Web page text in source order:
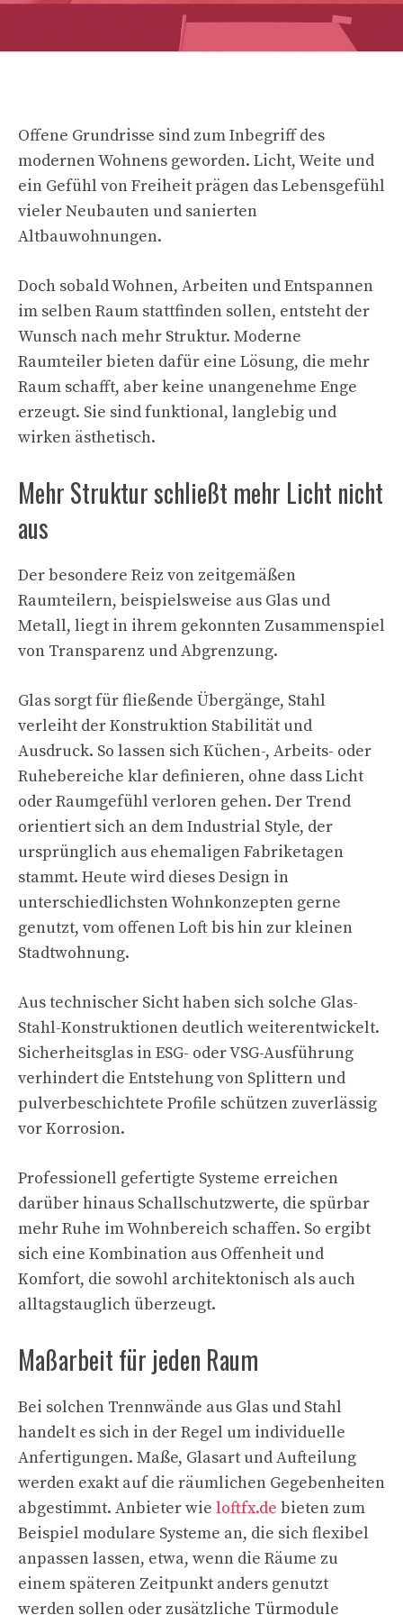
Offene Grundrisse sind zum Inbegriff des
modernen Wohnens geworden. Licht, Weite und
ein Gefühl von Freiheit prägen das Lebensgefühl
vieler Neubauten und sanierten
Altbauwohnungen.
Doch sobald Wohnen, Arbeiten und Entspannen
im selben Raum stattfinden sollen, entsteht der
Wunsch nach mehr Struktur. Moderne
Raumteiler bieten dafür eine Lösung, die mehr
Raum schafft, aber keine unangenehme Enge
erzeugt. Sie sind funktional, langlebig und
wirken ästhetisch.
Mehr Struktur schließt mehr Licht nicht
aus
Der besondere Reiz von zeitgemäßen
Raumteilern, beispielsweise aus Glas und
Metall, liegt in ihrem gekonnten Zusammenspiel
von Transparenz und Abgrenzung.
Glas sorgt für fließende Übergänge, Stahl
verleiht der Konstruktion Stabilität und
Ausdruck. So lassen sich Küchen-, Arbeits- oder
Ruhebereiche klar definieren, ohne dass Licht
oder Raumgefühl verloren gehen. Der Trend
orientiert sich an dem Industrial Style, der
ursprünglich aus ehemaligen Fabriketagen
stammt. Heute wird dieses Design in
unterschiedlichsten Wohnkonzepten gerne
genutzt, vom offenen Loft bis hin zur kleinen
Stadtwohnung.
Aus technischer Sicht haben sich solche Glas-
Stahl-Konstruktionen deutlich weiterentwickelt.
Sicherheitsglas in ESG- oder VSG-Ausführung
verhindert die Entstehung von Splittern und
pulverbeschichtete Profile schützen zuverlässig
vor Korrosion.
Professionell gefertigte Systeme erreichen
darüber hinaus Schallschutzwerte, die spürbar
mehr Ruhe im Wohnbereich schaffen. So ergibt
sich eine Kombination aus Offenheit und
Komfort, die sowohl architektonisch als auch
alltagstauglich überzeugt.
Maßarbeit für jeden Raum
Bei solchen Trennwände aus Glas und Stahl
handelt es sich in der Regel um individuelle
Anfertigungen. Maße, Glasart und Aufteilung
werden exakt auf die räumlichen Gegebenheiten
abgestimmt. Anbieter wie loftfx.de bieten zum
Beispiel modulare Systeme an, die sich flexibel
anpassen lassen, etwa, wenn die Räume zu
einem späteren Zeitpunkt anders genutzt
werden sollen oder zusätzliche Türmodule